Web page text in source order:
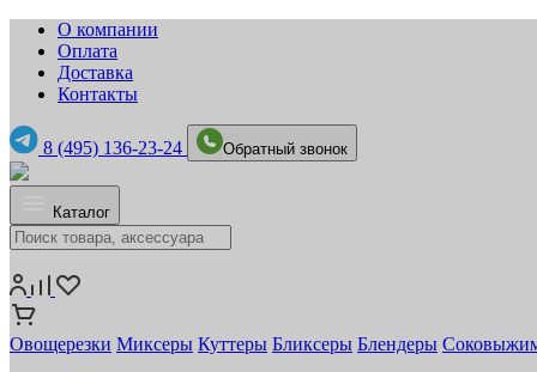
О компании
Оплата
Доставка
Контакты
8 (495) 136-23-24 Обратный звонок
Каталог
Овощерезки Миксеры Куттеры Бликсеры Блендеры